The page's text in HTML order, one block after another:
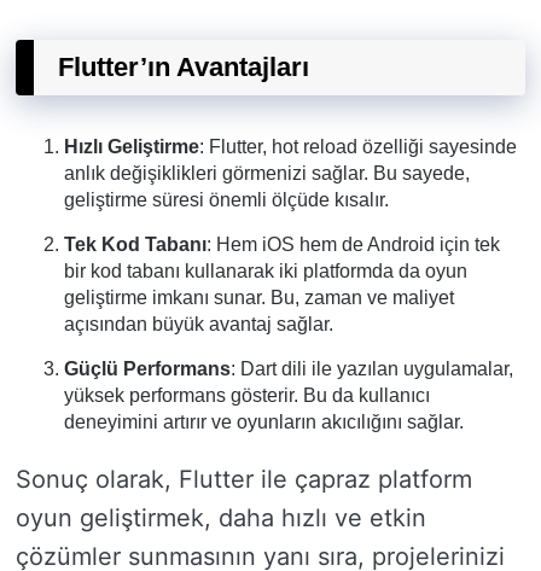
Flutter’ın Avantajları
Hızlı Geliştirme: Flutter, hot reload özelliği sayesinde
anlık değişiklikleri görmenizi sağlar. Bu sayede,
geliştirme süresi önemli ölçüde kısalır.
Tek Kod Tabanı: Hem iOS hem de Android için tek
bir kod tabanı kullanarak iki platformda da oyun
geliştirme imkanı sunar. Bu, zaman ve maliyet
açısından büyük avantaj sağlar.
Güçlü Performans: Dart dili ile yazılan uygulamalar,
yüksek performans gösterir. Bu da kullanıcı
deneyimini artırır ve oyunların akıcılığını sağlar.
Sonuç olarak, Flutter ile çapraz platform
oyun geliştirmek, daha hızlı ve etkin
çözümler sunmasının yanı sıra, projelerinizi